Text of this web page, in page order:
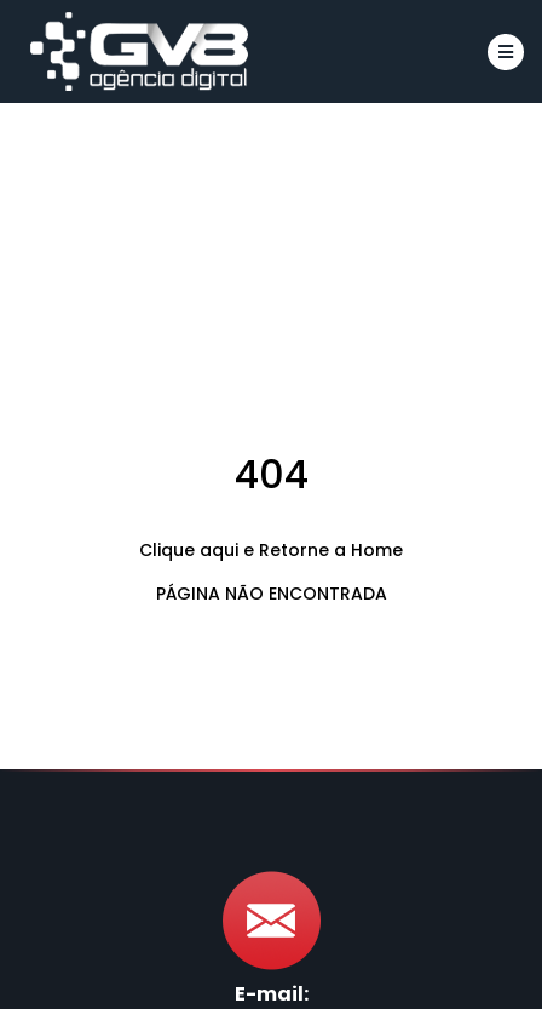
404
Clique aqui e Retorne a Home
PÁGINA NÃO ENCONTRADA
E-mail: